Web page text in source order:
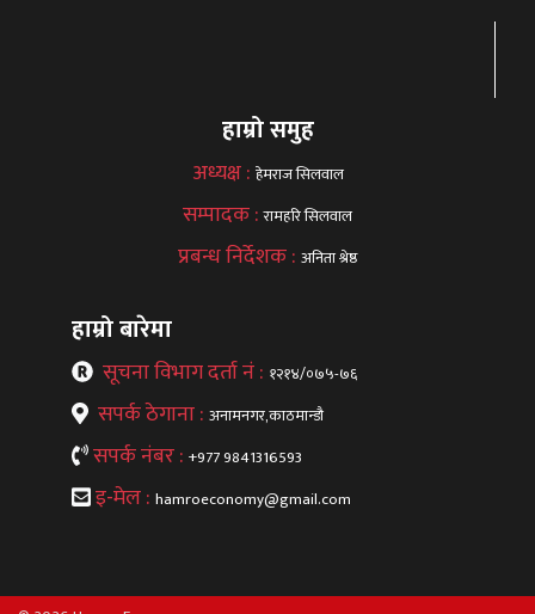
हाम्रो समुह
अध्यक्ष : हेमराज सिलवाल
सम्पादक :रामहरि सिलवाल
प्रबन्ध निर्देशक : अनिता श्रेष्ठ
हाम्रो बारेमा
सूचना विभाग दर्ता नं : १२१४/०७५-७६
सपर्क ठेगाना : अनामनगर,काठमान्डौ
सपर्क नंबर : +977 9841316593
इ-मेल : hamroeconomy@gmail.com